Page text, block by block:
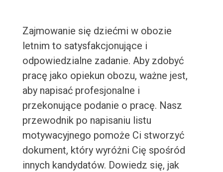
Zajmowanie się dziećmi w obozie
letnim to satysfakcjonujące i
odpowiedzialne zadanie. Aby zdobyć
pracę jako opiekun obozu, ważne jest,
aby napisać profesjonalne i
przekonujące podanie o pracę. Nasz
przewodnik po napisaniu listu
motywacyjnego pomoże Ci stworzyć
dokument, który wyróżni Cię spośród
innych kandydatów. Dowiedz się, jak